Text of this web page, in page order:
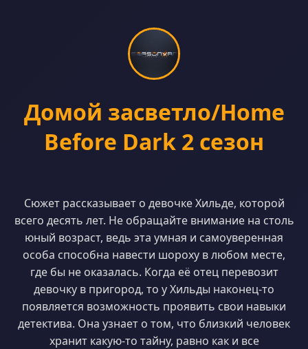
Домой засветло/Home
Before Dark 2 сезон
Сюжет рассказывает о девочке Хильде, которой
всего десять лет. Не обращайте внимание на столь
юный возраст, ведь эта умная и самоуверенная
особа способна навести шороху в любом месте,
где бы не оказалась. Когда её отец перевозит
девочку в пригород, то у Хильды наконец-то
появляется возможность проявить свои навыки
детектива. Она узнает о том, что близкий человек
хранит какую-то тайну, равно как и все